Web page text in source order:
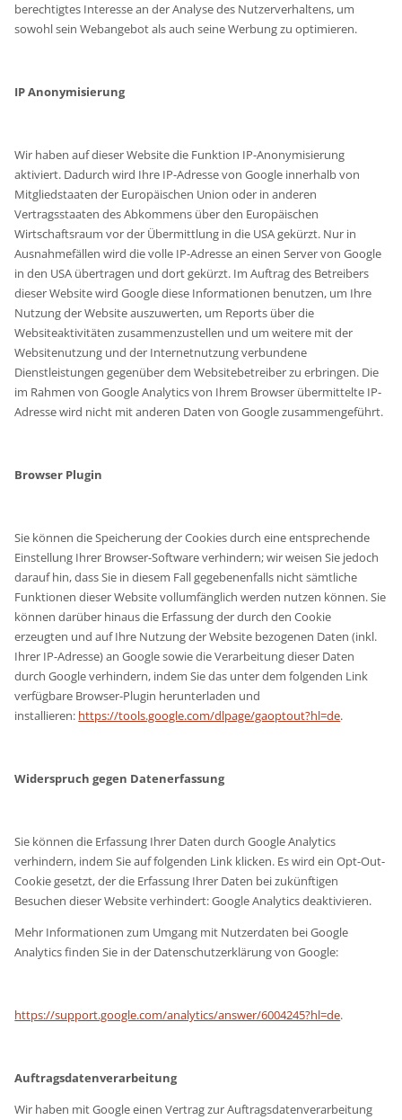
berechtigtes Interesse an der Analyse des Nutzerverhaltens, um
sowohl sein Webangebot als auch seine Werbung zu optimieren.
IP Anonymisierung
Wir haben auf dieser Website die Funktion IP-Anonymisierung
aktiviert. Dadurch wird Ihre IP-Adresse von Google innerhalb von
Mitgliedstaaten der Europäischen Union oder in anderen
Vertragsstaaten des Abkommens über den Europäischen
Wirtschaftsraum vor der Übermittlung in die USA gekürzt. Nur in
Ausnahmefällen wird die volle IP-Adresse an einen Server von Google
in den USA übertragen und dort gekürzt. Im Auftrag des Betreibers
dieser Website wird Google diese Informationen benutzen, um Ihre
Nutzung der Website auszuwerten, um Reports über die
Websiteaktivitäten zusammenzustellen und um weitere mit der
Websitenutzung und der Internetnutzung verbundene
Dienstleistungen gegenüber dem Websitebetreiber zu erbringen. Die
im Rahmen von Google Analytics von Ihrem Browser übermittelte IP-
Adresse wird nicht mit anderen Daten von Google zusammengeführt.
Browser Plugin
Sie können die Speicherung der Cookies durch eine entsprechende
Einstellung Ihrer Browser-Software verhindern; wir weisen Sie jedoch
darauf hin, dass Sie in diesem Fall gegebenenfalls nicht sämtliche
Funktionen dieser Website vollumfänglich werden nutzen können. Sie
können darüber hinaus die Erfassung der durch den Cookie
erzeugten und auf Ihre Nutzung der Website bezogenen Daten (inkl.
Ihrer IP-Adresse) an Google sowie die Verarbeitung dieser Daten
durch Google verhindern, indem Sie das unter dem folgenden Link
verfügbare Browser-Plugin herunterladen und
installieren: https://tools.google.com/dlpage/gaoptout?hl=de.
Widerspruch gegen Datenerfassung
Sie können die Erfassung Ihrer Daten durch Google Analytics
verhindern, indem Sie auf folgenden Link klicken. Es wird ein Opt-Out-
Cookie gesetzt, der die Erfassung Ihrer Daten bei zukünftigen
Besuchen dieser Website verhindert: Google Analytics deaktivieren.
Mehr Informationen zum Umgang mit Nutzerdaten bei Google
Analytics finden Sie in der Datenschutzerklärung von Google:
https://support.google.com/analytics/answer/6004245?hl=de.
Auftragsdatenverarbeitung
Wir haben mit Google einen Vertrag zur Auftragsdatenverarbeitung